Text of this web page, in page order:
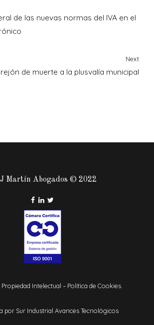
de las nuevas normas del IVA en el
Next
rejón de muerte a la plusvalía municipal
Martín Abogados © 2022
Propiedad Intelectual – Política de Cookies
por Sur Industrial Avances Tecnológicos